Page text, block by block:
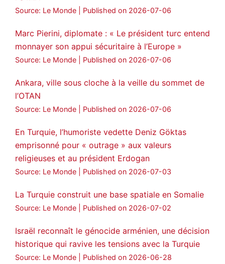
Source: Le Monde Published on 2026-07-06
Marc Pierini, diplomate : « Le président turc entend
monnayer son appui sécuritaire à l’Europe »
Source: Le Monde Published on 2026-07-06
Ankara, ville sous cloche à la veille du sommet de
l’OTAN
Source: Le Monde Published on 2026-07-06
En Turquie, l’humoriste vedette Deniz Göktas
emprisonné pour « outrage » aux valeurs
religieuses et au président Erdogan
Source: Le Monde Published on 2026-07-03
La Turquie construit une base spatiale en Somalie
Source: Le Monde Published on 2026-07-02
Israël reconnaît le génocide arménien, une décision
historique qui ravive les tensions avec la Turquie
Source: Le Monde Published on 2026-06-28